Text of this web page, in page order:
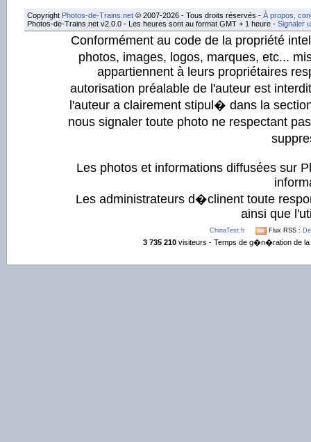
Copyright Photos-de-Trains.net © 2007-2026 - Tous droits réservés - À propos,
Photos-de-Trains.net v2.0.0 - Les heures sont au format GMT + 1 heure - Signaler
Conformément au code de la propriété
photos, images, logos, marques, etc...
appartiennent à leurs propriétaires
autorisation préalable de l'auteur est
l'auteur a clairement stipul� dans la
nous signaler toute photo ne respectant
Les photos et informations diffusées sur
Les administrateurs d�clinent toute
ainsi que
ChinaTest.fr Flux RSS :
3 735 210visiteurs - Temps de g�n�ration de